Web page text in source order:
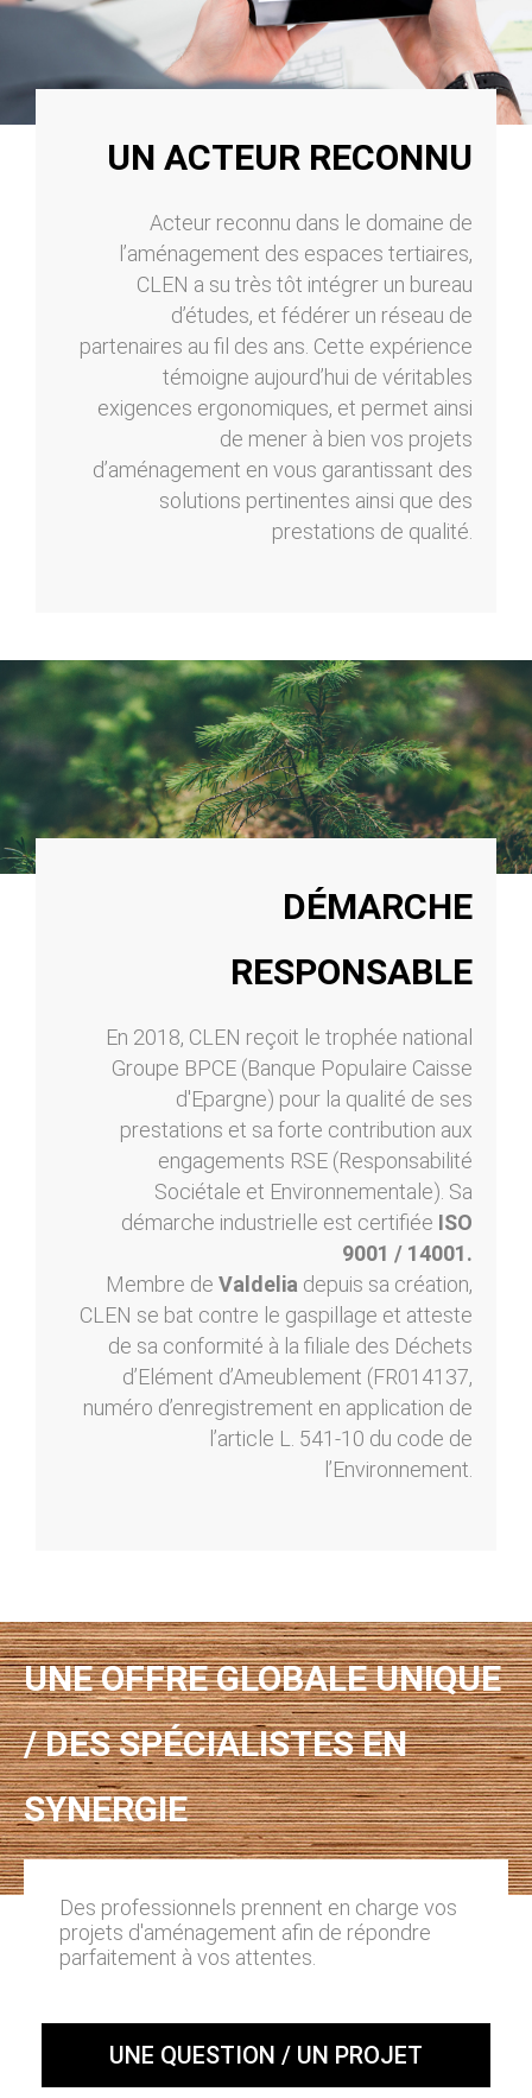
UN ACTEUR RECONNU
Acteur reconnu dans le domaine de
l’aménagement des espaces tertiaires,
CLEN a su très tôt intégrer un bureau
d’études, et fédérer un réseau de
partenaires au fil des ans. Cette expérience
témoigne aujourd’hui de véritables
exigences ergonomiques, et permet ainsi
de mener à bien vos projets
d’aménagement en vous garantissant des
solutions pertinentes ainsi que des
prestations de qualité.
DÉMARCHE
RESPONSABLE
En 2018, CLEN reçoit le trophée national
Groupe BPCE (Banque Populaire Caisse
d'Epargne) pour la qualité de ses
prestations et sa forte contribution aux
engagements RSE (Responsabilité
Sociétale et Environnementale). Sa
démarche industrielle est certifiée ISO
9001 / 14001.
Membre de Valdelia depuis sa création,
CLEN se bat contre le gaspillage et atteste
de sa conformité à la filiale des Déchets
d’Elément d’Ameublement (FR014137,
numéro d’enregistrement en application de
l’article L. 541-10 du code de
l’Environnement.
UNE OFFRE GLOBALE UNIQUE
/ DES SPÉCIALISTES EN
SYNERGIE
Des professionnels prennent en charge vos
projets d'aménagement afin de répondre
parfaitement à vos attentes.
UNE QUESTION / UN PROJET